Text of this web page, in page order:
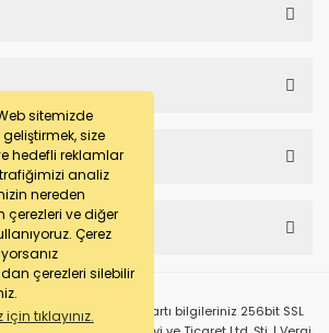
sitemizde
size
hedefli reklamlar
analiz
nereden
ve diğer
Çerez
çerezleri silebilir
tıklayınız.
Saklıdır. Kredi kartı bilgileriniz 256bit SSL